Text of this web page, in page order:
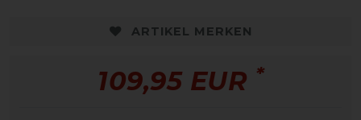
ARTIKEL MERKEN
109,95 EUR *